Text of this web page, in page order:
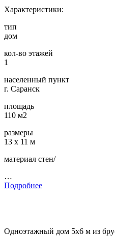
Характеристики:
тип
дом
кол-во этажей
1
населенный пункт
г. Саранск
площадь
110 м2
размеры
13 х 11 м
материал стен/
…
Подробнее
Одноэтажный дом 5х6 м из